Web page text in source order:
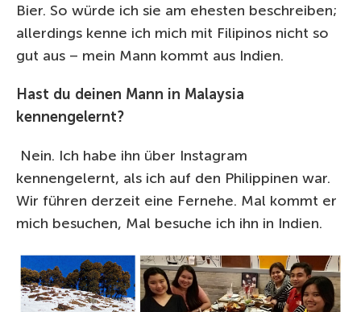
Bier. So würde ich sie am ehesten beschreiben;
allerdings kenne ich mich mit Filipinos nicht so
gut aus – mein Mann kommt aus Indien.
Hast du deinen Mann in Malaysia
kennengelernt?
Nein. Ich habe ihn über Instagram
kennengelernt, als ich auf den Philippinen war.
Wir führen derzeit eine Fernehe. Mal kommt er
mich besuchen, Mal besuche ich ihn in Indien.